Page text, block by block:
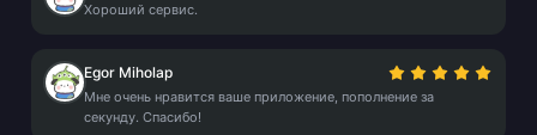
Хороший сервис.
Egor Miholap
Мне очень нравится ваше приложение, пополнение за
секунду. Спасибо!